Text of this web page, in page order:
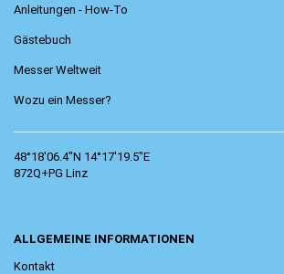
Anleitungen - How-To
Gästebuch
Messer Weltweit
Wozu ein Messer?
48°18'06.4"N 14°17'19.5"E
872Q+PG Linz
ALLGEMEINE INFORMATIONEN
Kontakt